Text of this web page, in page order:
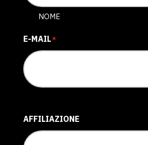
NOME
E-MAIL*
AFFILIAZIONE